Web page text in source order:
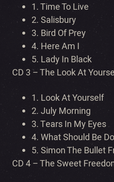
1. Time To Live
2. Salisbury
3. Bird Of Prey
4. Here Am I
5. Lady In Black
CD 3 – The Look At
1. Look At Yourself
2. July Morning
3. Tears In My Eyes
4. What Should Be
5. Simon The Bullet
CD 4 – The Sweet